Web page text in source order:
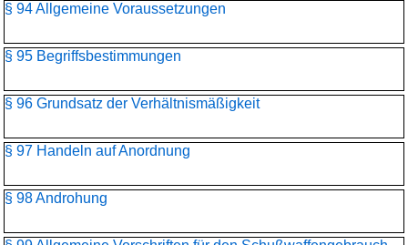
§ 94 Allgemeine Voraussetzungen
§ 95 Begriffsbestimmungen
§ 96 Grundsatz der Verhältnismäßigkeit
§ 97 Handeln auf Anordnung
§ 98 Androhung